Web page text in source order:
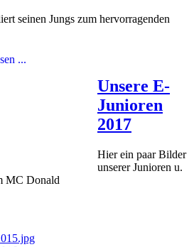
seinen Jungs zum hervorragenden
Unsere E-
Junioren
2017
Hier ein paar Bilder
unserer Junioren u.
MC Donald